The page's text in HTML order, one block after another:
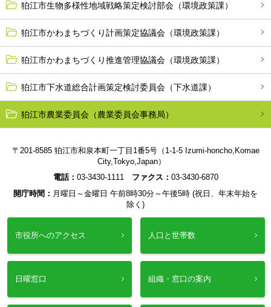
狛江市生物多様性地域戦略策定検討部会（環境政策課）
狛江市かわまちづくり計画策定協議会（環境政策課）
狛江市かわまちづくり推進管理協議会（環境政策課）
狛江市下水道総合計画策定検討委員会（下水道課）
狛江市農業委員会（農業委員会事務局）
〒201-8585 狛江市和泉本町一丁目1番5号（1-1-5 Izumi-honcho,Komae
City,Tokyo,Japan）
電話： 03-3430-1111 ファクス： 03-3430-6870
開庁時間： 月曜日～金曜日 午前8時30分～午後5時 (祝日、年末年始を
除く)
市役所へのアクセス 人口と世帯数
日曜窓口 組織・窓口の案内